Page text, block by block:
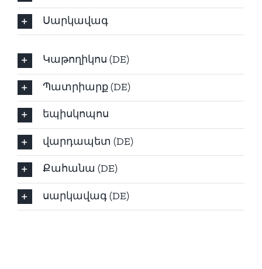
Սարկավագ
Կաթողիկոս (DE)
Պատրիարք (DE)
եպիսկոպոս
վարդապետ (DE)
Քահանա (DE)
սարկավագ (DE)